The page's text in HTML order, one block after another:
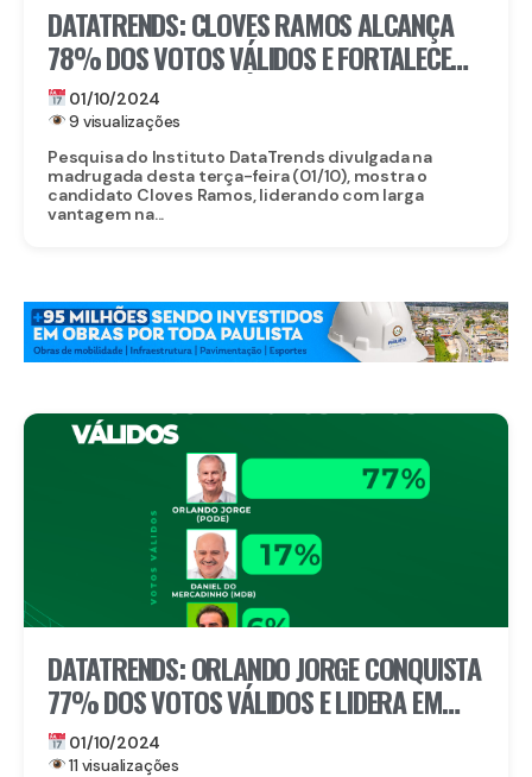
DATATRENDS: CLOVES RAMOS ALCANÇA
78% DOS VOTOS VÁLIDOS E FORTALECE
LIDERANÇA EM AFRÂNIO
01/10/2024
9 visualizações
Pesquisa do Instituto DataTrends divulgada na
madrugada desta terça-feira (01/10), mostra o
candidato Cloves Ramos, liderando com larga
vantagem na...
DATATRENDS: ORLANDO JORGE CONQUISTA
77% DOS VOTOS VÁLIDOS E LIDERA EM
LIMOEIRO
01/10/2024
11 visualizações